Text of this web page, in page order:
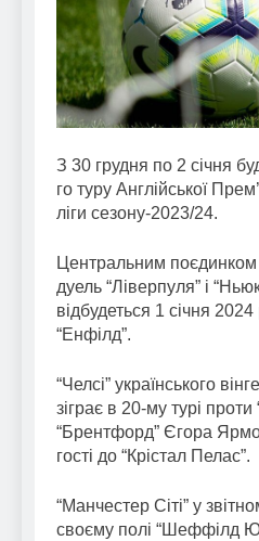
З 30 грудня по 2 січня
го туру Англійської
ліги сезону-2023/24.
Центральним поєдинком
дуель “Ліверпуля” і
відбудеться 1 січня 2024
“Енфілд”.
“Челсі” українського
зіграє в 20-му турі проти
“Брентфорд” Єгора
гості до “Крістал Пелас”.
“Манчестер Сіті” у
своєму полі “Шеффілд